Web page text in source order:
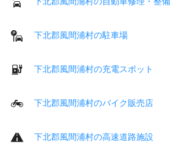
下北郡風間浦村の駐車場
下北郡風間浦村の充電スポット
下北郡風間浦村のバイク販売店
下北郡風間浦村の高速道路施設